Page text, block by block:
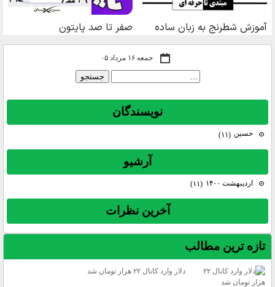
جمعه ۱۶ مرداد ۰۵
نويسندگان
حسين (۱۱)
آرشيو
اردیبهشت ۱۴۰۰ (۱۱)
آخرين نظرات
تازه ترين مطالب
دلار وارد كانال ۲۲ هزار تومان شد